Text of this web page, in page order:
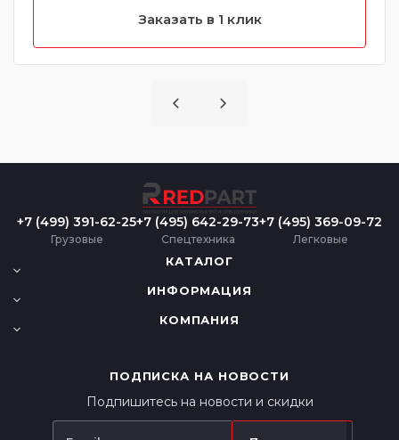
Заказать в 1 клик
+7 (499) 391-62-25
Грузовые
+7 (495) 642-29-73
Спецтехника
+7 (495) 369-09-72
Легковые
КАТАЛОГ
ИНФОРМАЦИЯ
КОМПАНИЯ
ПОДПИСКА НА НОВОСТИ
Подпишитесь на новости и скидки